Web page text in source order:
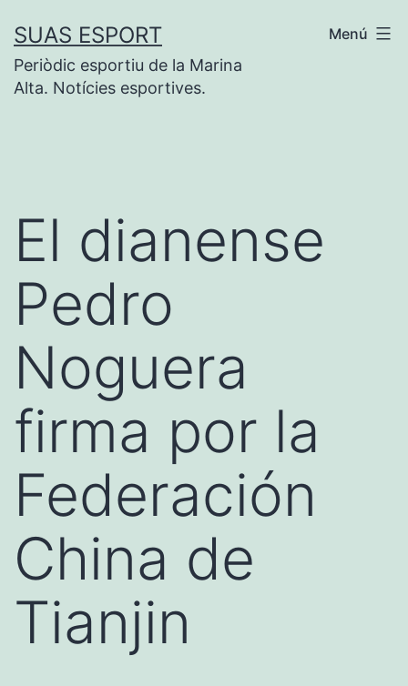
contenido
SUAS ESPORT
Periòdic esportiu de la Marina
Alta. Notícies esportives.
Menú
El dianense
Pedro
Noguera
firma por la
Federación
China de
Tianjin